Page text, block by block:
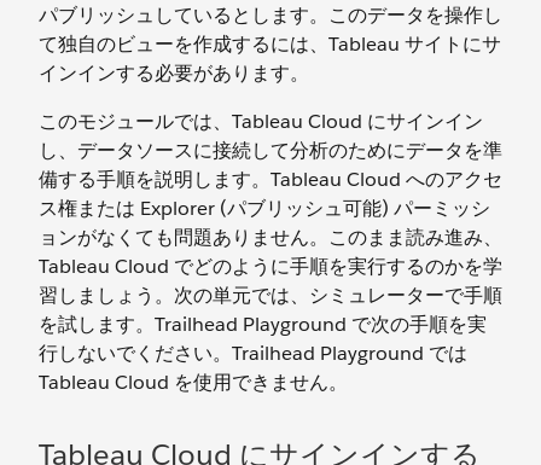
パブリッシュしているとします。このデータを操作し
て独自のビューを作成するには、Tableau サイトにサ
インインする必要があります。
このモジュールでは、Tableau Cloud にサインイン
し、データソースに接続して分析のためにデータを準
備する手順を説明します。Tableau Cloud へのアクセ
ス権または Explorer (パブリッシュ可能) パーミッシ
ョンがなくても問題ありません。このまま読み進み、
Tableau Cloud でどのように手順を実行するのかを学
習しましょう。次の単元では、シミュレーターで手順
を試します。Trailhead Playground で次の手順を実
行しないでください。Trailhead Playground では
Tableau Cloud を使用できません。
Tableau Cloud にサインインする